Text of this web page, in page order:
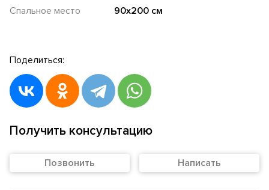
Спальное место
90х200 см
Поделиться:
Получить консультацию
Позвонить Написать